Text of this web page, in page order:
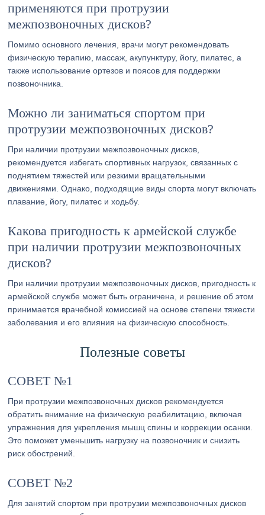
применяются при протрузии
межпозвоночных дисков?
Помимо основного лечения, врачи могут рекомендовать
физическую терапию, массаж, акупунктуру, йогу, пилатес, а
также использование ортезов и поясов для поддержки
позвоночника.
Можно ли заниматься спортом при
протрузии межпозвоночных дисков?
При наличии протрузии межпозвоночных дисков,
рекомендуется избегать спортивных нагрузок, связанных с
поднятием тяжестей или резкими вращательными
движениями. Однако, подходящие виды спорта могут включать
плавание, йогу, пилатес и ходьбу.
Какова пригодность к армейской службе
при наличии протрузии межпозвоночных
дисков?
При наличии протрузии межпозвоночных дисков, пригодность к
армейской службе может быть ограничена, и решение об этом
принимается врачебной комиссией на основе степени тяжести
заболевания и его влияния на физическую способность.
Полезные советы
СОВЕТ №1
При протрузии межпозвоночных дисков рекомендуется
обратить внимание на физическую реабилитацию, включая
упражнения для укрепления мышц спины и коррекции осанки.
Это поможет уменьшить нагрузку на позвоночник и снизить
риск обострений.
СОВЕТ №2
Для занятий спортом при протрузии межпозвоночных дисков